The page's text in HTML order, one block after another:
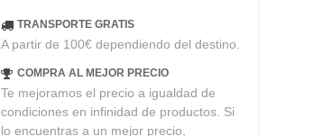
TRANSPORTE GRATIS
A partir de 100€ dependiendo del destino.
COMPRA AL MEJOR PRECIO
Te mejoramos el precio a igualdad de
condiciones en infinidad de productos. Si
lo encuentras a un mejor precio,